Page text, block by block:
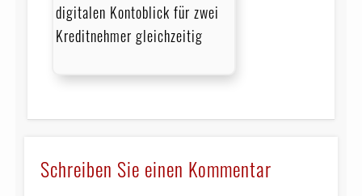
digitalen Kontoblick für zwei
Kreditnehmer gleichzeitig
Schreiben Sie einen Kommentar